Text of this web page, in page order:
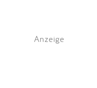
Anzeige